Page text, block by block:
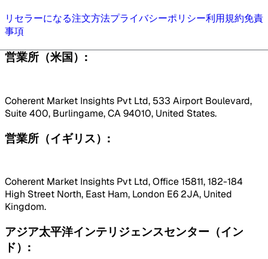
リセラーになる注文方法プライバシーポリシー利用規約免責
事項
営業所（米国）:
Coherent Market Insights Pvt Ltd, 533 Airport Boulevard,
Suite 400, Burlingame, CA 94010, United States.
営業所（イギリス）:
Coherent Market Insights Pvt Ltd, Office 15811, 182-184
High Street North, East Ham, London E6 2JA, United
Kingdom.
アジア太平洋インテリジェンスセンター（イン
ド）: